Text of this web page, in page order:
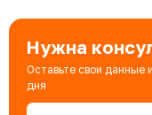
Нужна
Оставьте свои данные
дня